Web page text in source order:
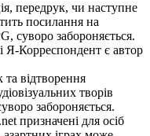
передрук, чи наступне
посилання на
суворо забороняється.
Я-Корреспондент є автор
відтворення
творів
забороняється.
призначені для осіб